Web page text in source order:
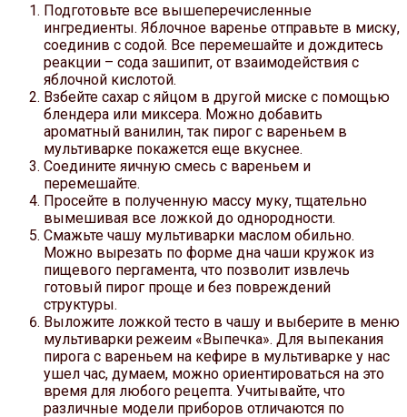
Подготовьте все вышеперечисленные
ингредиенты. Яблочное варенье отправьте в миску,
соединив с содой. Все перемешайте и дождитесь
реакции – сода зашипит, от взаимодействия с
яблочной кислотой.
Взбейте сахар с яйцом в другой миске с помощью
блендера или миксера. Можно добавить
ароматный ванилин, так пирог с вареньем в
мультиварке покажется еще вкуснее.
Соедините яичную смесь с вареньем и
перемешайте.
Просейте в полученную массу муку, тщательно
вымешивая все ложкой до однородности.
Смажьте чашу мультиварки маслом обильно.
Можно вырезать по форме дна чаши кружок из
пищевого пергамента, что позволит извлечь
готовый пирог проще и без повреждений
структуры.
Выложите ложкой тесто в чашу и выберите в меню
мультиварки режеим «Выпечка». Для выпекания
пирога с вареньем на кефире в мультиварке у нас
ушел час, думаем, можно ориентироваться на это
время для любого рецепта. Учитывайте, что
различные модели приборов отличаются по